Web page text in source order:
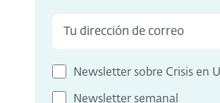
Newsletter sobre Crisis en
Newsletter semanal